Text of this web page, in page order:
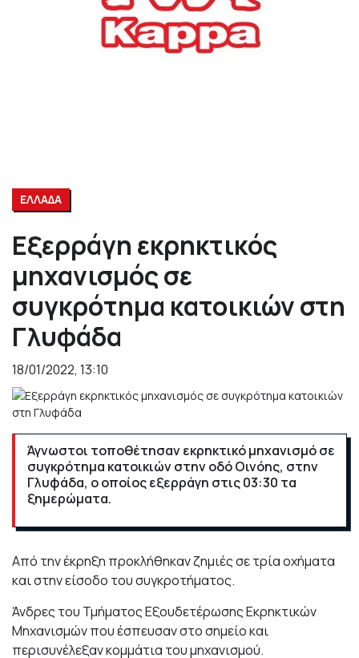
ΕΛΛΑΔΑ
Εξερράγη εκρηκτικός
μηχανισμός σε
συγκρότημα κατοικιών στη
Γλυφάδα
18/01/2022, 13:10
Άγνωστοι τοποθέτησαν εκρηκτικό μηχανισμό σε
συγκρότημα κατοικιών στην οδό Οινόης, στην
Γλυφάδα, ο οποίος εξερράγη στις 03:30 τα
ξημερώματα.
Από την έκρηξη προκλήθηκαν ζημιές σε τρία οχήματα
και στην είσοδο του συγκροτήματος.
Άνδρες του Τμήματος Εξουδετέρωσης Εκρηκτικών
Μηχανισμών που έσπευσαν στο σημείο και
περισυνέλεξαν κομμάτια του μηχανισμού.